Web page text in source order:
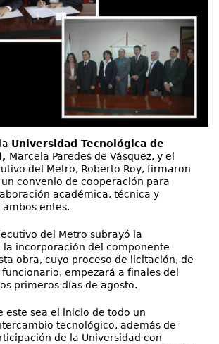
Universidad Tecnológica de
Marcela Paredes de Vásquez, y el
del Metro, Roberto Roy, firmaron
convenio de cooperación para
académica, técnica y
entes.
del Metro subrayó la
la incorporación del componente
obra, cuyo proceso de licitación, de
empezará a finales del
primeros días de agosto.
este sea el inicio de todo un
tecnológico, además de
de la Universidad con